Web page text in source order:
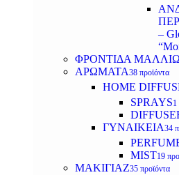
–
ΦΡΟΝΤΙΔΑ
ΑΡΩΜΑΤΑ38 προϊόντα
HOME
SPRAYS1
ΓΥΝΑΙΚΕΙΑ34
MIST19
ΜΑΚΙΓΙΑΖ35 προϊόντα